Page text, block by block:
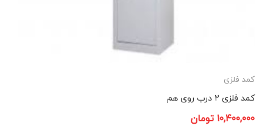
کمد فلزی
کمد فلزی ۲ درب روی هم
۱۰,۴۰۰,۰۰۰تومان